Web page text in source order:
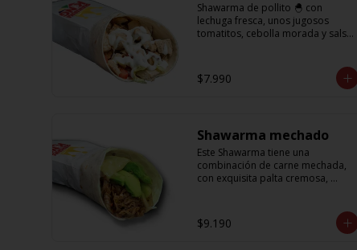
Shawarma de pollito 🐣 con
lechuga fresca, unos jugosos
tomatitos, cebolla morada y salsa
$7.990
Shawarma mechado
Este Shawarma tiene una
combinación de carne mechada,
con exquisita palta cremosa,
no puede faltar! Con una salsa
imperdible de cilantro! Sabores
$9.190